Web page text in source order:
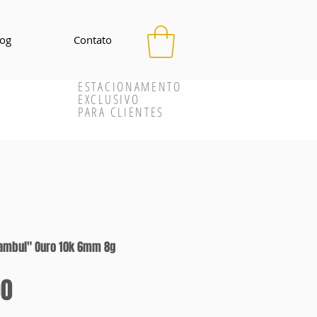
Contato
ESTACIONAMENTO
EXCLUSIVO
PARA CLIENTES
Ouro 10k 6mm 8g
Preço